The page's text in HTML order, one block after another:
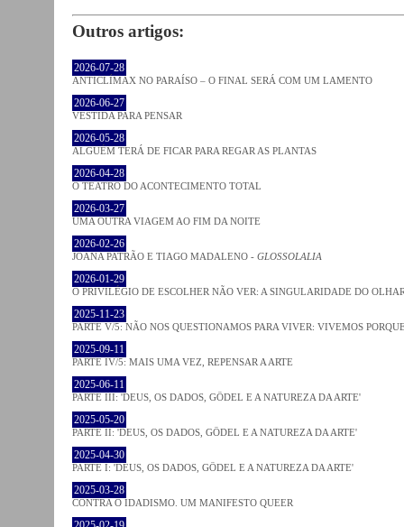
Outros artigos:
2026-07-28
ANTICLÍMAX NO PARAÍSO – O FINAL SERÁ COM UM LAMENTO
2026-06-27
VESTIDA PARA PENSAR
2026-05-28
ALGUÉM TERÁ DE FICAR PARA REGAR AS PLANTAS
2026-04-28
O TEATRO DO ACONTECIMENTO TOTAL
2026-03-27
UMA OUTRA VIAGEM AO FIM DA NOITE
2026-02-26
JOANA PATRÃO E TIAGO MADALENO - GLOSSOLALIA
2026-01-29
O PRIVILÉGIO DE ESCOLHER NÃO VER: A SINGULARIDADE DO
2025-11-23
PARTE V/5: NÃO NOS QUESTIONAMOS PARA VIVER: VIVEMOS
2025-09-11
PARTE IV/5: MAIS UMA VEZ, REPENSAR A ARTE
2025-06-11
PARTE III: 'DEUS, OS DADOS, GÖDEL E A NATUREZA DA ARTE'
2025-05-20
PARTE II: 'DEUS, OS DADOS, GÖDEL E A NATUREZA DA ARTE'
2025-04-30
PARTE I: 'DEUS, OS DADOS, GÖDEL E A NATUREZA DA ARTE'
2025-03-28
CONTRA O IDADISMO. UM MANIFESTO QUEER